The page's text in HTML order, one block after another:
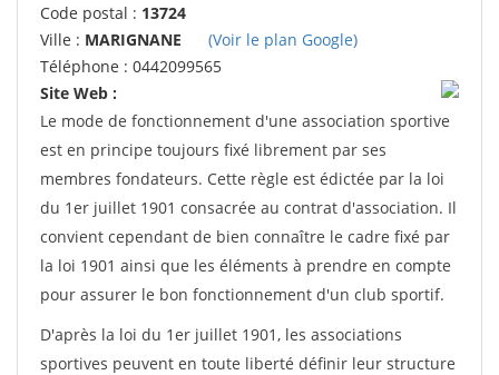
Code postal : 13724
Ville : MARIGNANE
(Voir le plan Google)
Téléphone : 0442099565
Site Web :
Le mode de fonctionnement d'une association sportive
est en principe toujours fixé librement par ses
membres fondateurs. Cette règle est édictée par la loi
du 1er juillet 1901 consacrée au contrat d'association. Il
convient cependant de bien connaître le cadre fixé par
la loi 1901 ainsi que les éléments à prendre en compte
pour assurer le bon fonctionnement d'un club sportif.
D'après la loi du 1er juillet 1901, les associations
sportives peuvent en toute liberté définir leur structure